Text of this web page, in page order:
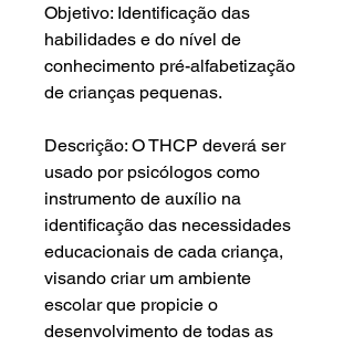
Objetivo: Identificação das
habilidades e do nível de
conhecimento pré-alfabetização
de crianças pequenas.
Descrição: O THCP deverá ser
usado por psicólogos como
instrumento de auxílio na
identificação das necessidades
educacionais de cada criança,
visando criar um ambiente
escolar que propicie o
desenvolvimento de todas as